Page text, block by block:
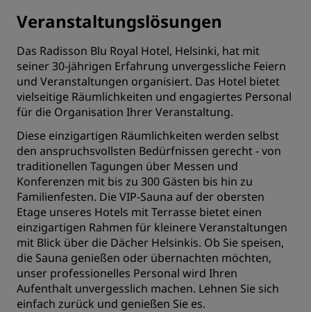
Veranstaltungslösungen
Das Radisson Blu Royal Hotel, Helsinki, hat mit
seiner 30-jährigen Erfahrung unvergessliche Feiern
und Veranstaltungen organisiert. Das Hotel bietet
vielseitige Räumlichkeiten und engagiertes Personal
für die Organisation Ihrer Veranstaltung.
Diese einzigartigen Räumlichkeiten werden selbst
den anspruchsvollsten Bedürfnissen gerecht - von
traditionellen Tagungen über Messen und
Konferenzen mit bis zu 300 Gästen bis hin zu
Familienfesten. Die VIP-Sauna auf der obersten
Etage unseres Hotels mit Terrasse bietet einen
einzigartigen Rahmen für kleinere Veranstaltungen
mit Blick über die Dächer Helsinkis. Ob Sie speisen,
die Sauna genießen oder übernachten möchten,
unser professionelles Personal wird Ihren
Aufenthalt unvergesslich machen. Lehnen Sie sich
einfach zurück und genießen Sie es.